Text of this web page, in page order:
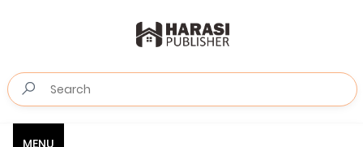
MENU